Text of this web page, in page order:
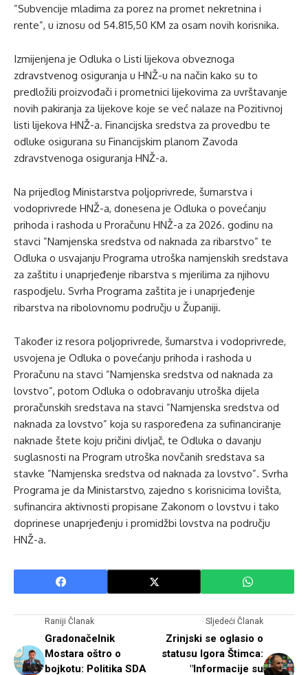
”Subvencije mladima za porez na promet nekretnina i
rente”, u iznosu od 54.815,50 KM za osam novih korisnika.
Izmijenjena je Odluka o Listi lijekova obveznoga
zdravstvenog osiguranja u HNŽ-u na način kako su to
predložili proizvođači i prometnici lijekovima za uvrštavanje
novih pakiranja za lijekove koje se već nalaze na Pozitivnoj
listi lijekova HNŽ-a. Financijska sredstva za provedbu te
odluke osigurana su Financijskim planom Zavoda
zdravstvenoga osiguranja HNŽ-a.
Na prijedlog Ministarstva poljoprivrede, šumarstva i
vodoprivrede HNŽ-a, donesena je Odluka o povećanju
prihoda i rashoda u Proračunu HNŽ-a za 2026. godinu na
stavci ”Namjenska sredstva od naknada za ribarstvo” te
Odluka o usvajanju Programa utroška namjenskih sredstava
za zaštitu i unaprjeđenje ribarstva s mjerilima za njihovu
raspodjelu. Svrha Programa zaštita je i unaprjeđenje
ribarstva na ribolovnomu području u Županiji.
Također iz resora poljoprivrede, šumarstva i vodoprivrede,
usvojena je Odluka o povećanju prihoda i rashoda u
Proračunu na stavci ”Namjenska sredstva od naknada za
lovstvo”, potom Odluka o odobravanju utroška dijela
proračunskih sredstava na stavci ”Namjenska sredstva od
naknada za lovstvo” koja su raspoređena za sufinanciranje
naknade štete koju pričini divljač, te Odluka o davanju
suglasnosti na Program utroška novčanih sredstava sa
stavke ”Namjenska sredstva od naknada za lovstvo”. Svrha
Programa je da Ministarstvo, zajedno s korisnicima lovišta,
sufinancira aktivnosti propisane Zakonom o lovstvu i tako
doprinese unaprjeđenju i promidžbi lovstva na području
HNŽ-a.
Raniji Članak
Gradonačelnik
Mostara oštro o
bojkotu: Politika SDA
Sljedeći Članak
Zrinjski se oglasio o
statusu Igora Štimca:
"Informacije su